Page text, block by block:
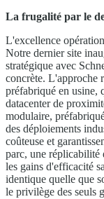
La frugalité par le
L'excellence
Notre dernier site
stratégique avec
concrète. L'approche
préfabriqué en usine,
datacenter de
modulaire,
des déploiements
coûteuse et
parc, une réplicabilité
les gains d'efficacité
identique quelle que
le privilège des seuls